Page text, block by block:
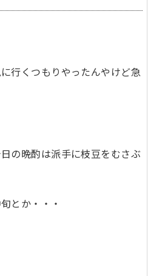
行くつもりやったんやけど急
の晩酌は派手に枝豆をむさぶ
とか・・・